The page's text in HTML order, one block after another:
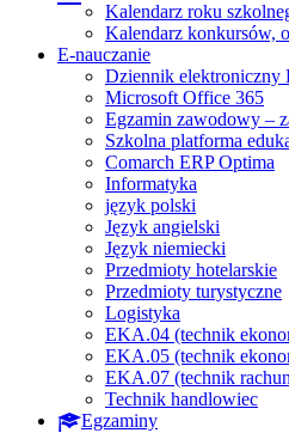
Kalendarz roku
Kalendarz konkursów,
E-nauczanie
Dziennik elektroniczny
Microsoft Office 365
Egzamin zawodowy –
Szkolna platforma
Comarch ERP Optima
Informatyka
język polski
Język angielski
Język niemiecki
Przedmioty hotelarskie
Przedmioty turystyczne
Logistyka
EKA.04 (technik
EKA.05 (technik
EKA.07 (technik
Technik handlowiec
Egzaminy